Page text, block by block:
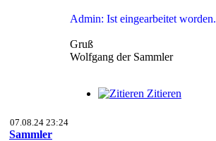
Admin: Ist eingearbeitet worden.
Gruß
Wolfgang der Sammler
Zitieren
07.08.24 23:24
Sammler